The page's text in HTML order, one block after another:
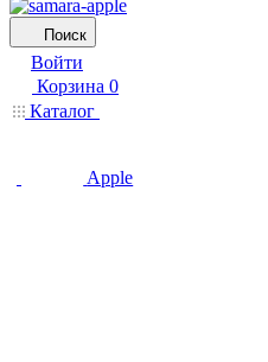
Поиск
Войти
Корзина 0
Каталог
Apple